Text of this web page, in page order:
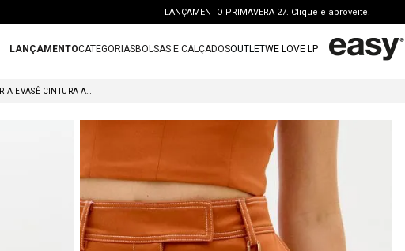
LANÇAMENTO PRIMAVERA 27. Clique e aproveite.
PERSONAL SHOPPER | garanta benefícios exclusivos. CONSULTAR >
FRETE GRÁTIS | a partir de R$ 699. APROVEITAR >
LANÇAMENTOCATEGORIASBOLSAS E CALÇADOSOUTLETWE LOVE LP
SAIA CURTA EVASÊ CINTURA ALTA
2º
bolsa
5º
calca
6º
bota